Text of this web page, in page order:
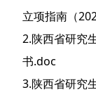
立项指南（
2.陕西省研究
书.doc
3.陕西省研究